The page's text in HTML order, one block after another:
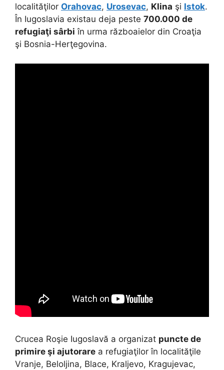
localităţilor Orahovac, Urosevac, Klina şi Istok.
În Iugoslavia existau deja peste 700.000 de
refugiaţi sârbi în urma războaielor din Croaţia
şi Bosnia-Herţegovina.
Crucea Roşie Iugoslavă a organizat puncte de
primire şi ajutorare a refugiaţilor în localităţile
Vranje, Beloljina, Blace, Kraljevo, Kragujevac,